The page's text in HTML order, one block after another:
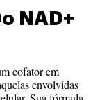
NAD+
cofator em
envolvidas